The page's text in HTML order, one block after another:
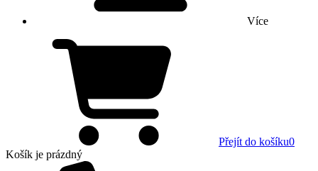
Více
Přejít do košíku0
Košík je prázdný